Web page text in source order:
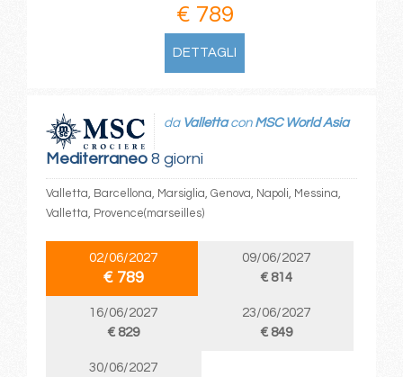
€ 789
DETTAGLI
Mediterraneo8 giorni
da Vallettacon MSC World Asia
Valletta, Barcellona, Marsiglia, Genova, Napoli, Messina,
Valletta, Provence(marseilles)
02/06/2027
€ 789
09/06/2027
€ 814
16/06/2027
€ 829
23/06/2027
€ 849
30/06/2027